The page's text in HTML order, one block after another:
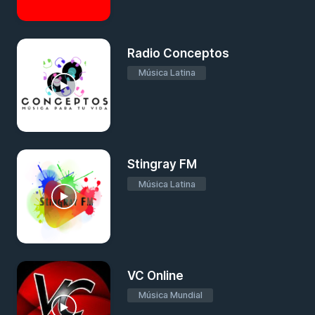
Radio Conceptos
Música Latina
Stingray FM
Música Latina
VC Online
Música Mundial